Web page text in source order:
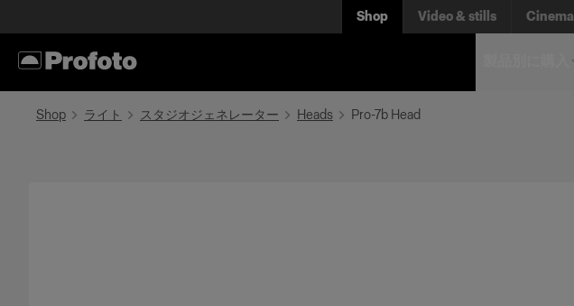
Shop Video & stills Cinema
Shop ライト スタジオジェネレーター Heads Pro-7b Head